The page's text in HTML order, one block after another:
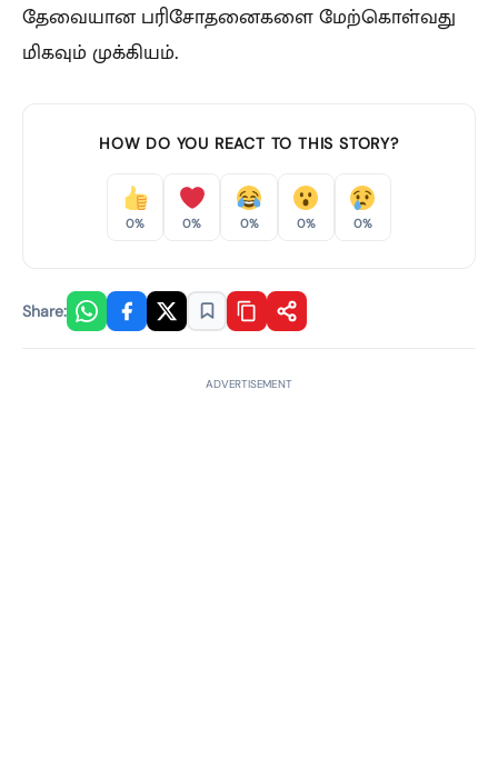
தேவையான பரிசோதனைகளை மேற்கொள்வது
மிகவும் முக்கியம்.
HOW DO YOU REACT TO THIS STORY?
0% 0% 0% 0% 0%
Share:
ADVERTISEMENT